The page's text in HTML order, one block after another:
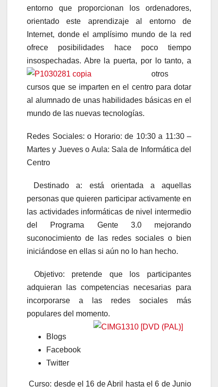
entorno que proporcionan los ordenadores,
orientado este aprendizaje al entorno de
Internet, donde el amplísimo mundo de la red
ofrece posibilidades hace poco tiempo
insospechadas. Abre la puerta, por lo tanto, a
otros
cursos que se imparten en el centro para dotar
al alumnado de unas habilidades básicas en el
mundo de las nuevas tecnologías.
Redes Sociales: o Horario: de 10:30 a 11:30 –
Martes y Jueves o Aula: Sala de Informática del
Centro
Destinado a: está orientada a aquellas
personas que quieren participar activamente en
las actividades informáticas de nivel intermedio
del Programa Gente 3.0 mejorando
suconocimiento de las redes sociales o bien
iniciándose en ellas si aún no lo han hecho.
Objetivo: pretende que los participantes
adquieran las competencias necesarias para
incorporarse a las redes sociales más
populares del momento.
Blogs
Facebook
Twitter
Curso: desde el 16 de Abril hasta el 6 de Junio